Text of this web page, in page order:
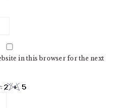
in this browser for the next